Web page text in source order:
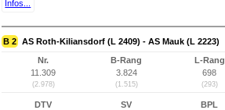
Infos...
B 2 AS Roth-Kiliansdorf (L 2409) - AS Mauk (L 2223)
Nr.
11.309
(2.978)
B-Rang
3.824
(1.515)
L-Rang
698
(293)
DTV
SV
BPL